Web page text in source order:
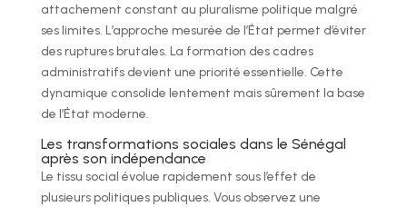
attachement constant au pluralisme politique malgré
ses limites. L’approche mesurée de l’État permet d’éviter
des ruptures brutales. La formation des cadres
administratifs devient une priorité essentielle. Cette
dynamique consolide lentement mais sûrement la base
de l’État moderne.
Les transformations sociales dans le Sénégal
après son indépendance
Le tissu social évolue rapidement sous l’effet de
plusieurs politiques publiques. Vous observez une